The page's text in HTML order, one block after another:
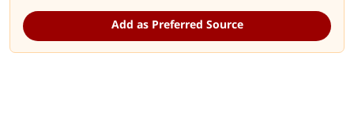
Add as Preferred Source